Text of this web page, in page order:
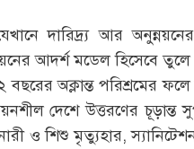
দারিদ্র্য আর
আদর্শ মডেল হিসেবে
বছরের অক্লান্ত পরিশ্রমের
দেশে উত্তরণের
ও শিশু মৃত্যুহার,